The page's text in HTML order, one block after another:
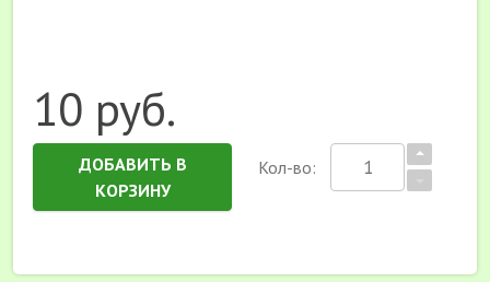
10 руб.
ДОБАВИТЬ В
КОРЗИНУ
Кол-во: